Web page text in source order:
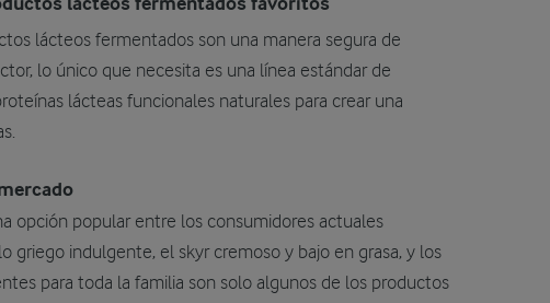
lácteos fermentados favoritos
lácteos fermentados son una manera segura de
lo único que necesita es una línea estándar de
lácteas funcionales naturales para crear una
opción popular entre los consumidores actuales
griego indulgente, el skyr cremoso y bajo en grasa, y los
para toda la familia son solo algunos de los productos